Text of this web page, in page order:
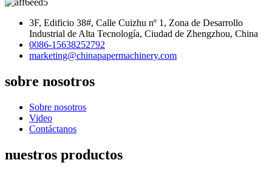
3F, Edificio 38#, Calle Cuizhu nº 1, Zona de Desarrollo
Industrial de Alta Tecnología, Ciudad de Zhengzhou, China
0086-15638252792
marketing@chinapapermachinery.com
sobre nosotros
Sobre nosotros
Video
Contáctanos
nuestros productos